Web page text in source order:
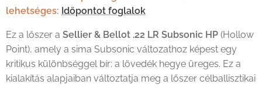
lehetséges: Időpontot foglalok
Ez a lőszer a Sellier & Bellot .22 LR Subsonic HP (Hollow
Point), amely a sima Subsonic változathoz képest egy
kritikus különbséggel bír: a lövedék hegye üreges. Ez a
kialakítás alapjaiban változtatja meg a lőszer célballisztikai